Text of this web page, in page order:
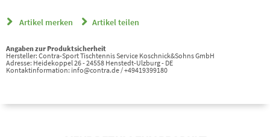
Artikel merken Artikel teilen
Angaben zur Produktsicherheit
Hersteller: Contra-Sport Tischtennis Service Koschnick&Sohns GmbH
Adresse: Heidekoppel 26 - 24558 Henstedt-Ulzburg - DE
Kontaktinformation: info@contra.de / +49419399180